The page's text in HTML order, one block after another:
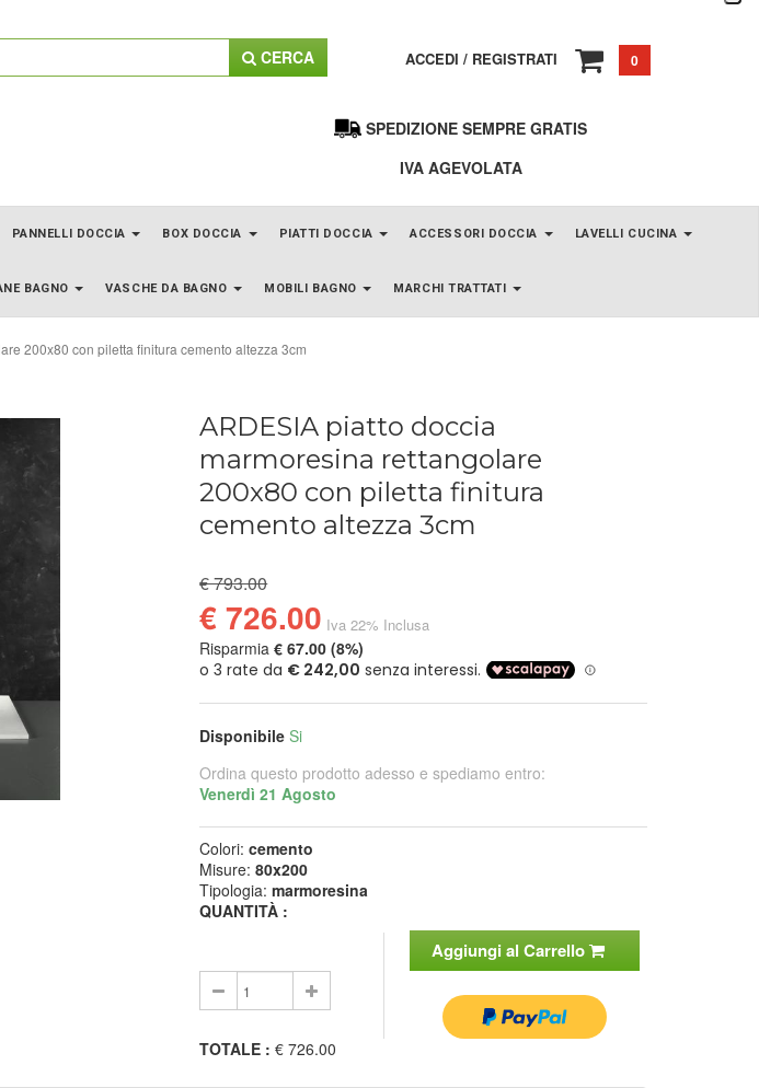
CERCA ACCEDI / REGISTRATI 0
SPEDIZIONE SEMPRE GRATIS
IVA AGEVOLATA
PANNELLI DOCCIA BOX DOCCIA PIATTI DOCCIA ACCESSORI DOCCIA LAVELLI CUCINA
BAGNO VASCHE DA BAGNO MOBILI BAGNO MARCHI TRATTATI
200x80 con piletta finitura cemento altezza 3cm
ARDESIA piatto doccia
marmoresina rettangolare
200x80 con piletta finitura
cemento altezza 3cm
€ 793.00
€ 726.00 Iva 22% Inclusa
Risparmia€ 67.00 (8%)
Disponibile Si
Ordina questo prodotto adesso e spediamo entro:
Venerdì 21 Agosto
Colori:cemento
Misure:80x200
Tipologia:marmoresina
QUANTITÀ :
Aggiungi al Carrello
TOTALE : € 726.00